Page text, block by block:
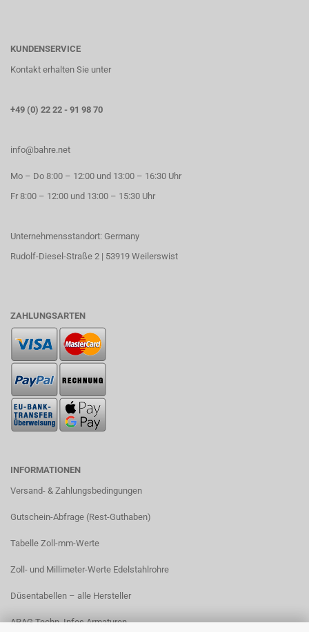
KUNDENSERVICE
Kontakt erhalten Sie unter
+49 (0) 22 22 - 91 98 70
info@bahre.net
Mo – Do 8:00 – 12:00 und 13:00 – 16:30 Uhr
Fr 8:00 – 12:00 und 13:00 – 15:30 Uhr
Unternehmensstandort: Germany
Rudolf-Diesel-Straße 2 | 53919 Weilerswist
ZAHLUNGSARTEN
INFORMATIONEN
Versand- & Zahlungsbedingungen​
Gutschein-Abfrage (Rest-Guthaben)
Tabelle Zoll-mm-Werte
Zoll- und Millimeter-Werte Edelstahlrohre
Düsentabellen – alle Hersteller
ARAG Techn. Infos Armaturen